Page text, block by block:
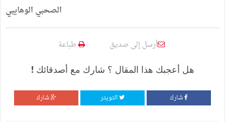
الصحبي الوهايبي
أرسل إلى صديق طباعة
هل أعجبك هذا المقال ؟ شارك مع أصدقائك !
شارك التويتر شارك